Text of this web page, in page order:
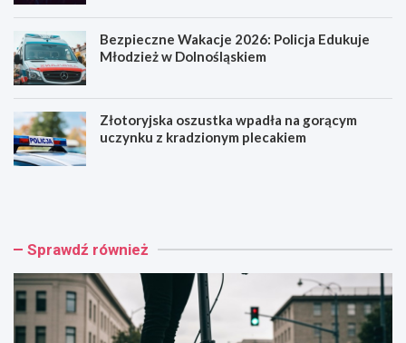
Bezpieczne Wakacje 2026: Policja Edukuje
Młodzież w Dolnośląskiem
Złotoryjska oszustka wpadła na gorącym
uczynku z kradzionym plecakiem
H
n
g
a
k
o
R
n
y
P
i
k
Sprawdź również